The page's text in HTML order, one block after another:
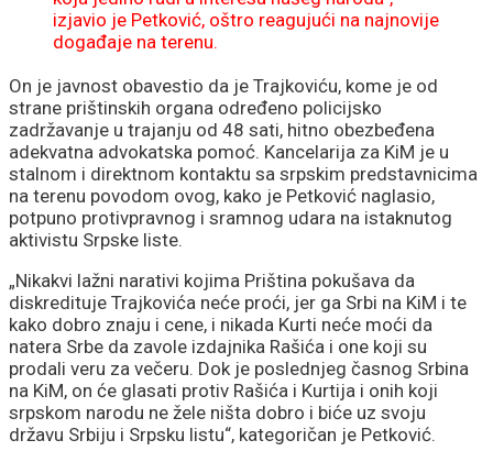
izjavio je Petković, oštro reagujući na najnovije
događaje na terenu.
On je javnost obavestio da je Trajkoviću, kome je od
strane prištinskih organa određeno policijsko
zadržavanje u trajanju od 48 sati, hitno obezbeđena
adekvatna advokatska pomoć. Kancelarija za KiM je u
stalnom i direktnom kontaktu sa srpskim predstavnicima
na terenu povodom ovog, kako je Petković naglasio,
potpuno protivpravnog i sramnog udara na istaknutog
aktivistu Srpske liste.
„Nikakvi lažni narativi kojima Priština pokušava da
diskredituje Trajkovića neće proći, jer ga Srbi na KiM i te
kako dobro znaju i cene, i nikada Kurti neće moći da
natera Srbe da zavole izdajnika Rašića i one koji su
prodali veru za večeru. Dok je poslednjeg časnog Srbina
na KiM, on će glasati protiv Rašića i Kurtija i onih koji
srpskom narodu ne žele ništa dobro i biće uz svoju
državu Srbiju i Srpsku listu“, kategoričan je Petković.